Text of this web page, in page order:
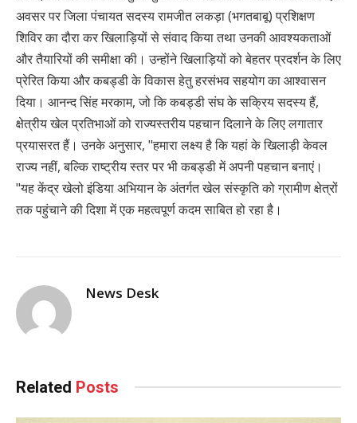
अवसर पर जिला पंचायत सदस्य रामजीत लकड़ा (भगतबाबू) प्रशिक्षण
शिविर का दौरा कर खिलाड़ियों से संवाद किया तथा उनकी आवश्यकताओं
और तैयारियों की समीक्षा की। उन्होंने खिलाड़ियों को बेहतर प्रदर्शन के लिए
प्रेरित किया और कबड्डी के विकास हेतु हरसंभव सहयोग का आश्वासन
दिया। आनन्द सिंह मरकाम, जो कि कबड्डी संघ के सक्रिय सदस्य हैं,
क्षेत्रीय खेल प्रतिभाओं को राज्यस्तरीय पहचान दिलाने के लिए लगातार
प्रयासरत हैं। उनके अनुसार, "हमारा लक्ष्य है कि यहां के खिलाड़ी केवल
राज्य नहीं, बल्कि राष्ट्रीय स्तर पर भी कबड्डी में अपनी पहचान बनाएं।
"यह केंद्र खेलो इंडिया अभियान के अंतर्गत खेल संस्कृति को ग्रामीण क्षेत्रों
तक पहुंचाने की दिशा में एक महत्वपूर्ण कदम साबित हो रहा है।
News Desk
Related Posts